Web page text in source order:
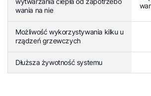
wania na nie
Możliwość wykorzystywania kilku u
rządzeń grzewczych
Dłuższa żywotność systemu